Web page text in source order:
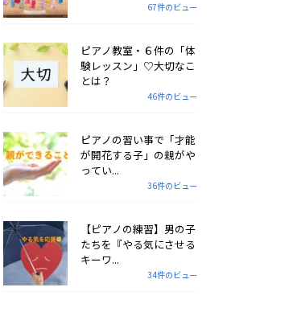
67件のビュー
ピアノ教室・６件の「体
験レッスン」♡大切なこ
とは？
46件のビュー
ピアノの習い事で「才能
が開花する子」の親がや
ってい...
36件のビュー
【ピアノの練習】男の子
たちを『やる気にさせる
キーワ...
34件のビュー